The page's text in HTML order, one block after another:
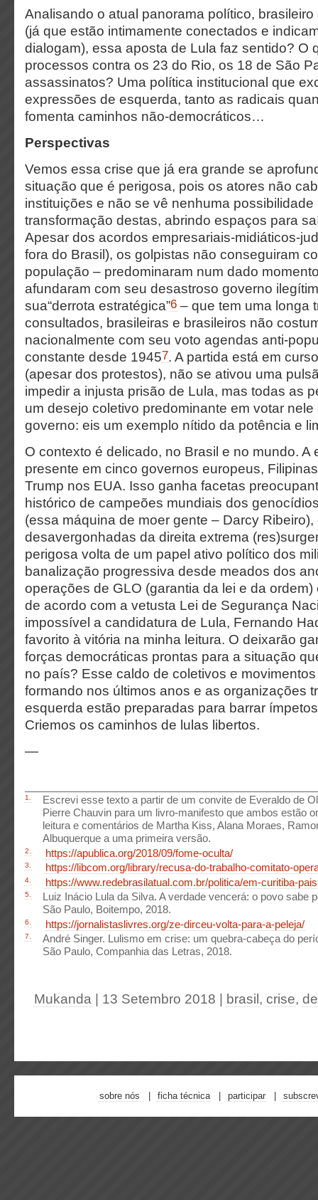
Analisando o atual panorama político,
(já que estão intimamente conectados e
dialogam), essa aposta de Lula faz sentido? O
processos contra os 23 do Rio, os 18 de São
assassinatos? Uma política institucional que
expressões de esquerda, tanto as radicais
fomenta caminhos não-democráticos…
Perspectivas
Vemos essa crise que já era grande se
situação que é perigosa, pois os atores não
instituições e não se vê nenhuma possibilidade
transformação destas, abrindo espaços para
Apesar dos acordos empresariais-midiáticos-
fora do Brasil), os golpistas não conseguiram
população – predominaram num dado
afundaram com seu desastroso governo
sua“derrota estratégica”6 – que tem uma longa
consultados, brasileiras e brasileiros não
nacionalmente com seu voto agendas anti-
constante desde 19457. A partida está em
(apesar dos protestos), não se ativou uma
impedir a injusta prisão de Lula, mas todas as
um desejo coletivo predominante em votar
governo: eis um exemplo nítido da potência e
O contexto é delicado, no Brasil e no mundo. A
presente em cinco governos europeus,
Trump nos EUA. Isso ganha facetas
histórico de campeões mundiais dos
(essa máquina de moer gente – Darcy
desavergonhadas da direita extrema
perigosa volta de um papel ativo político dos
banalização progressiva desde meados dos
operações de GLO (garantia da lei e da
de acordo com a vetusta Lei de Segurança
impossível a candidatura de Lula, Fernando
favorito à vitória na minha leitura. O deixarão
forças democráticas prontas para a situação
no país? Esse caldo de coletivos e
formando nos últimos anos e as organizações
esquerda estão preparadas para barrar
Criemos os caminhos de lulas libertos.
—
1.
Escrevi esse texto a partir de um convite de Everaldo de
Pierre Chauvin para um livro-manifesto que ambos estão
leitura e comentários de Martha Kiss, Alana Moraes,
Albuquerque a uma primeira versão.
2. https://apublica.org/2018/09/fome-oculta/
3. https://libcom.org/library/recusa-do-trabalho-comitato-
4. https://www.redebrasilatual.com.br/politica/em-curitiba-
5.
Luiz Inácio Lula da Silva. A verdade vencerá: o povo sabe
São Paulo, Boitempo, 2018.
6. https://jornalistaslivres.org/ze-dirceu-volta-para-a-peleja/
7.
André Singer. Lulismo em crise: um quebra-cabeça do
São Paulo, Companhia das Letras, 2018.
Mukanda | 13 Setembro 2018 brasil , crise,
sobre nós ficha técnica participar